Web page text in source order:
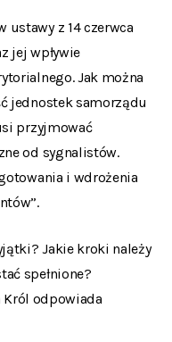
z 14 czerwca
jej wpływie
Jak można
jednostek samorządu
przyjmować
od sygnalistów.
i wdrożenia
Jakie kroki należy
spełnione?
Król odpowiada